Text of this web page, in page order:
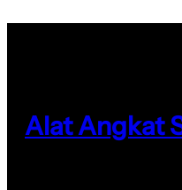
Alat Angkat